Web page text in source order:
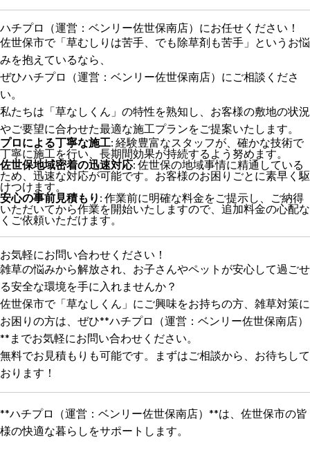
ハチプロ（運営：ベンリー佐世保南店）にお任せください！
佐世保市で「草むしりは苦手、でも除草剤も苦手」というお悩
みを抱えているなら、
ぜひハチプロ（運営：ベンリー佐世保南店）にご相談くださ
い。
私たちは「草なしくん」の特性を熟知し、お客様の敷地の状況
やご要望に合わせた最適な施工プランをご提案いたします。
プロによる丁寧な施工: 経験豊富なスタッフが、確かな技術で
丁寧に施工を行い、長期間効果が持続するよう努めます。
佐世保地域密着の迅速対応: 佐世保の地域事情に精通している
ため、迅速な対応が可能です。お客様のお困りごとに素早く駆
けつけます。
安心の事前見積もり : 作業前に明確な料金をご提示し、ご納得
いただいてから作業を開始いたしますので、追加料金の心配な
くご依頼いただけます。
お気軽にお問い合わせください！
雑草の悩みから解放され、お子さんやペットが安心して過ごせ
る安全な環境を手に入れませんか？
佐世保市で「草なしくん」にご興味をお持ちの方、雑草対策に
お困りの方は、ぜひ**ハチプロ（運営：ベンリー佐世保南店）
**までお気軽にお問い合わせください。
無料でお見積もりも可能です。まずはご相談から、お待ちして
おります！
**ハチプロ（運営：ベンリー佐世保南店）**は、佐世保市の皆
様の快適な暮らしをサポートします。